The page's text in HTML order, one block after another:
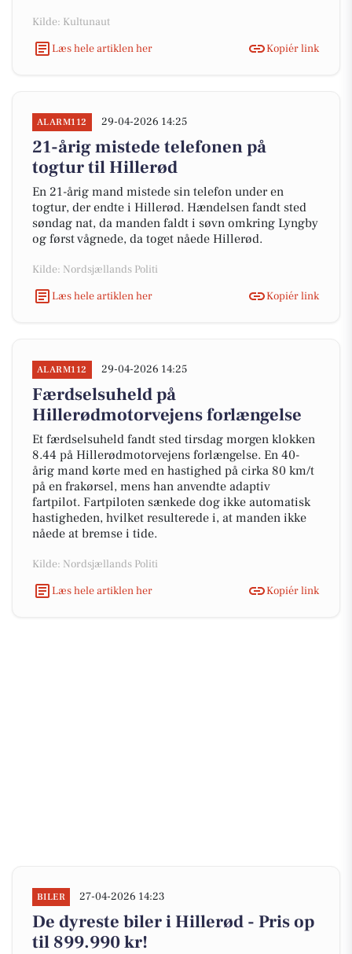
Kilde: Kultunaut
Læs hele artiklen her
Kopiér link
ALARM112 29-04-2026 14:25
21-årig mistede telefonen på
togtur til Hillerød
En 21-årig mand mistede sin telefon under en
togtur, der endte i Hillerød. Hændelsen fandt sted
søndag nat, da manden faldt i søvn omkring Lyngby
og først vågnede, da toget nåede Hillerød.
Kilde: Nordsjællands Politi
Læs hele artiklen her
Kopiér link
ALARM112 29-04-2026 14:25
Færdselsuheld på
Hillerødmotorvejens forlængelse
Et færdselsuheld fandt sted tirsdag morgen klokken
8.44 på Hillerødmotorvejens forlængelse. En 40-
årig mand kørte med en hastighed på cirka 80 km/t
på en frakørsel, mens han anvendte adaptiv
fartpilot. Fartpiloten sænkede dog ikke automatisk
hastigheden, hvilket resulterede i, at manden ikke
nåede at bremse i tide.
Kilde: Nordsjællands Politi
Læs hele artiklen her
Kopiér link
BILER 27-04-2026 14:23
De dyreste biler i Hillerød - Pris op
til 899.990 kr!